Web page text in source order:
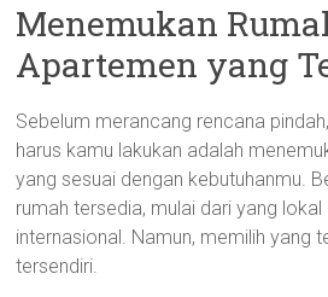
Menemukan
Apartemen yang
Sebelum merancang rencana
harus kamu lakukan adalah
yang sesuai dengan kebutuhanmu.
rumah tersedia, mulai dari yang lokal
internasional. Namun, memilih yang
tersendiri.